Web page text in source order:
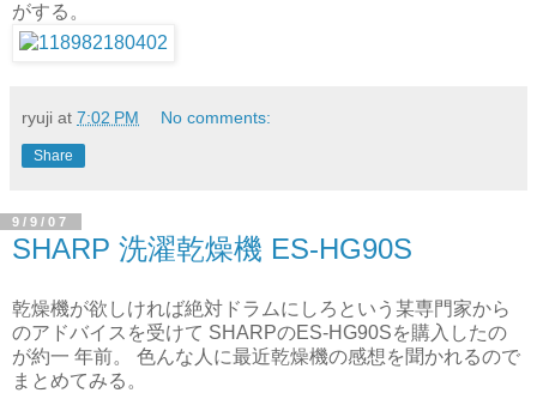
がする。
ryuji at 7:02 PM No comments:
Share
9/9/07
SHARP 洗濯乾燥機 ES-HG90S
乾燥機が欲しければ絶対ドラムにしろという某専門家から
のアドバイスを受けて SHARPのES-HG90Sを購入したの
が約一 年前。 色んな人に最近乾燥機の感想を聞かれるので
まとめてみる。